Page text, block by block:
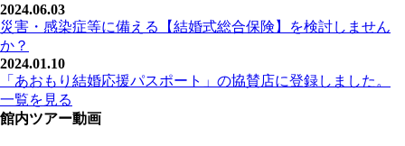
2024.06.03
災害・感染症等に備える【結婚式総合保険】を検討しません
か？
2024.01.10
「あおもり結婚応援パスポート」の協賛店に登録しました。
一覧を見る
館内ツアー動画